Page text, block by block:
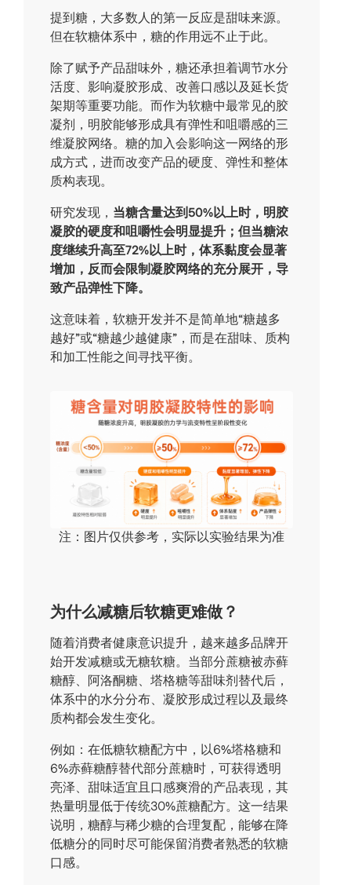
提到糖，大多数人的第一反应是甜味来源。
但在软糖体系中，糖的作用远不止于此。
除了赋予产品甜味外，糖还承担着调节水分
活度、影响凝胶形成、改善口感以及延长货
架期等重要功能。而作为软糖中最常见的胶
凝剂，明胶能够形成具有弹性和咀嚼感的三
维凝胶网络。糖的加入会影响这一网络的形
成方式，进而改变产品的硬度、弹性和整体
质构表现。
研究发现， 当糖含量达到50%以上时，明胶
凝胶的硬度和咀嚼性会明显提升；但当糖浓
度继续升高至72%以上时，体系黏度会显著
增加，反而会限制凝胶网络的充分展开，导
致产品弹性下降。
这意味着，软糖开发并不是简单地“糖越多
越好”或“糖越少越健康”，而是在甜味、质构
和加工性能之间寻找平衡。
注：图片仅供参考，实际以实验结果为准
为什么减糖后软糖更难做？
随着消费者健康意识提升，越来越多品牌开
始开发减糖或无糖软糖。当部分蔗糖被赤藓
糖醇、阿洛酮糖、塔格糖等甜味剂替代后，
体系中的水分分布、凝胶形成过程以及最终
质构都会发生变化。
例如：在低糖软糖配方中，以6%塔格糖和
6%赤藓糖醇替代部分蔗糖时，可获得透明
亮泽、甜味适宜且口感爽滑的产品表现，其
热量明显低于传统30%蔗糖配方。这一结果
说明，糖醇与稀少糖的合理复配，能够在降
低糖分的同时尽可能保留消费者熟悉的软糖
口感。